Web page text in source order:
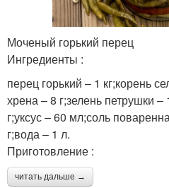
Моченый горький перец
Ингредиенты :
перец горький – 1 кг;корень
хрена – 8 г;зелень петрушки
г;уксус – 60 мл;соль
г;вода – 1 л.
Приготовление :
читать дальше →